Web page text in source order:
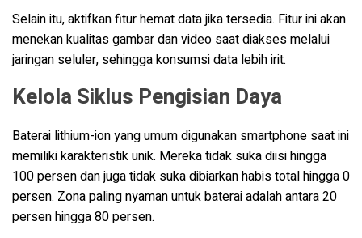
Selain itu, aktifkan fitur hemat data jika tersedia. Fitur ini akan
menekan kualitas gambar dan video saat diakses melalui
jaringan seluler, sehingga konsumsi data lebih irit.
Kelola Siklus Pengisian Daya
Baterai lithium-ion yang umum digunakan smartphone saat ini
memiliki karakteristik unik. Mereka tidak suka diisi hingga
100 persen dan juga tidak suka dibiarkan habis total hingga 0
persen. Zona paling nyaman untuk baterai adalah antara 20
persen hingga 80 persen.